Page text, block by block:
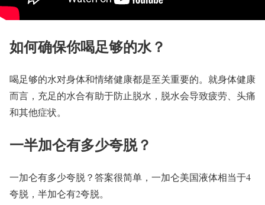
如何确保你喝足够的水？
喝足够的水对身体和情绪健康都是至关重要的。就身体健康
而言，充足的水合有助于防止脱水，脱水会导致疲劳、头痛
和其他症状。
一半加仑有多少夸脱？
一加仑有多少夸脱？答案很简单，一加仑美国液体相当于4
夸脱，半加仑有2夸脱。